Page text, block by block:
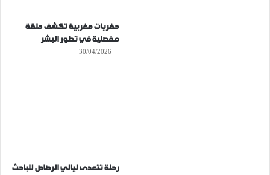
حفريات مغربية تكشف حلقة
مفصلية في تطور البشر
30/04/2026
رحلة تتعدى ليالي الرصاص للباحث